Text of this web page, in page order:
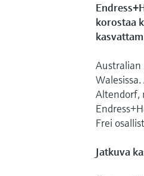
korostaa
Australian
Altendorf,
Frei
Jatkuva